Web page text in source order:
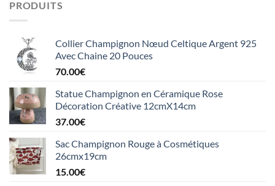
PRODUITS
Collier Champignon Nœud Celtique Argent 925
Avec Chaine 20 Pouces
70.00€
Statue Champignon en Céramique Rose
Décoration Créative 12cmX14cm
37.00€
Sac Champignon Rouge à Cosmétiques
26cmx19cm
15.00€